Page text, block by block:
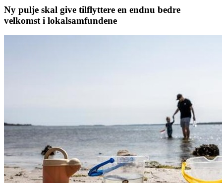
Ny pulje skal give tilflyttere en endnu bedre
velkomst i lokalsamfundene